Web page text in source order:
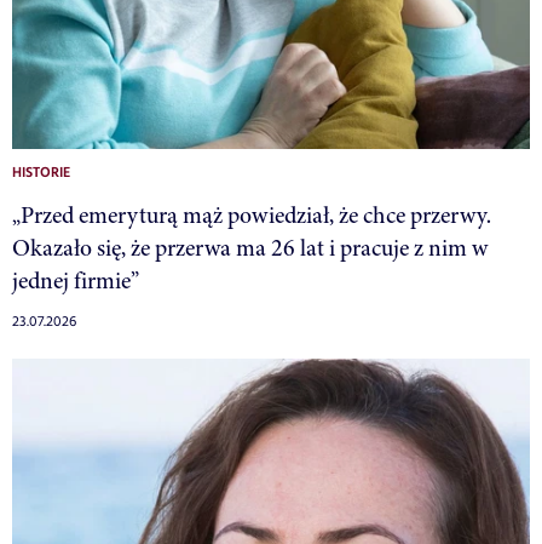
HISTORIE
„Przed emeryturą mąż powiedział, że chce przerwy.
Okazało się, że przerwa ma 26 lat i pracuje z nim w
jednej firmie”
23.07.2026